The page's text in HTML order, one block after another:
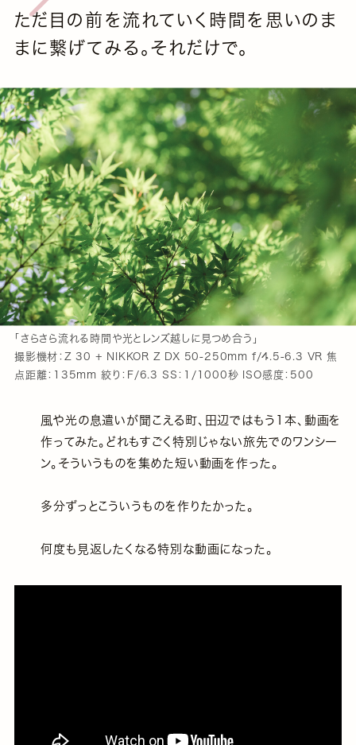
ただ目の前を流れていく時間を思いのま
まに繋げてみる。それだけで。
「さらさら流れる時間や光とレンズ越しに見つめ合う」
撮影機材：Z 30 + NIKKOR Z DX 50-250mm f/4.5-6.3 VR 焦
点距離：135mm 絞り：F/6.3 SS：1/1000秒 ISO感度：500
風や光の息遣いが聞こえる町、田辺ではもう1本、動画を
作ってみた。どれもすごく特別じゃない旅先でのワンシー
ン。そういうものを集めた短い動画を作った。
多分ずっとこういうものを作りたかった。
何度も見返したくなる特別な動画になった。